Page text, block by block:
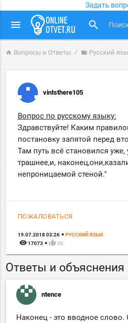
Задать
menu search
home Вопросы и Ответы folder Русский
vintsthere105
Вопрос по русскому языку:
Здравствуйте! Каким
постановку запятой перед
Там путь всё становился уже,
трашнее,и,
непроницаемой стеной."
ПОЖАЛОВАТЬСЯ
19.07.2018 03:26 РУССКИЙ ЯЗЫК
remove_red_eye 17073 thumb_up 30
Ответы и объяснения
ntence
Наконец - это вводное слово.